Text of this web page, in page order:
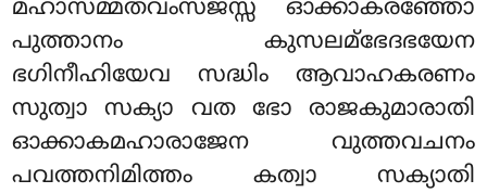
മഹാസമ്മതവംസജസ്സ ഓക്കാകരഞ്ഞോ
പുത്താനം കുസലമ്ഭേദഭയേന
ഭഗിനീഹിയേവ സദ്ധിം ആവാഹകരണം
സുത്വാ സക്യാ വത ഭോ രാജകുമാരാതി
ഓക്കാകമഹാരാജേന വുത്തവചനം
പവത്തനിമിത്തം കത്വാ സക്യാതി